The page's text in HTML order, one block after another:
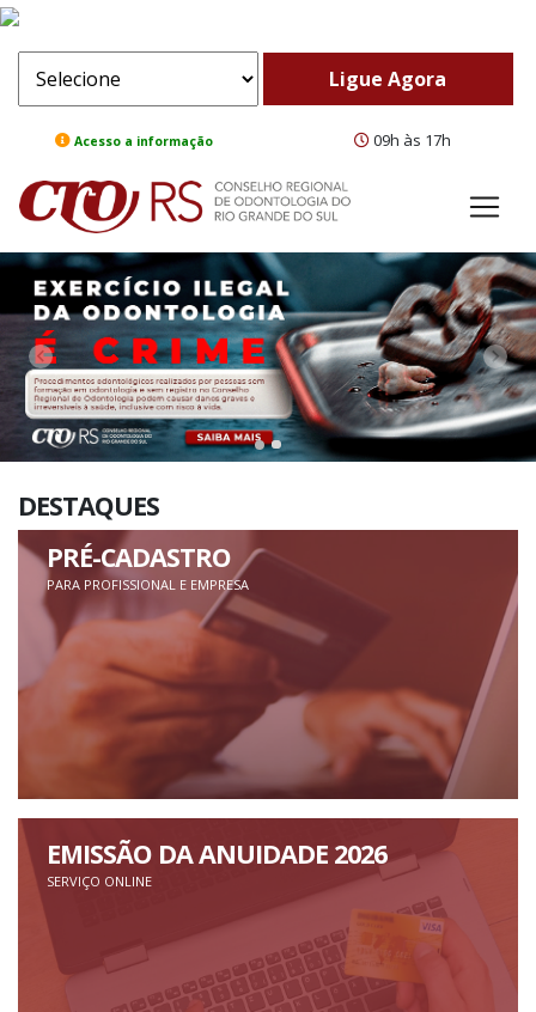
Acesso a informação 09h às 17h
ComeBack
DESTAQUES
PRÉ-CADASTRO
PARA PROFISSIONAL E EMPRESA
EMISSÃO DA ANUIDADE 2026
SERVIÇO ONLINE